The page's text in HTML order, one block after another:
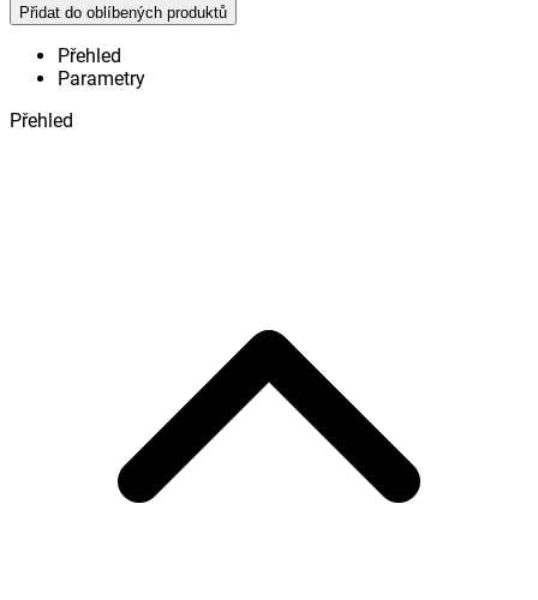
Přidat do oblíbených produktů
Přehled
Parametry
Přehled